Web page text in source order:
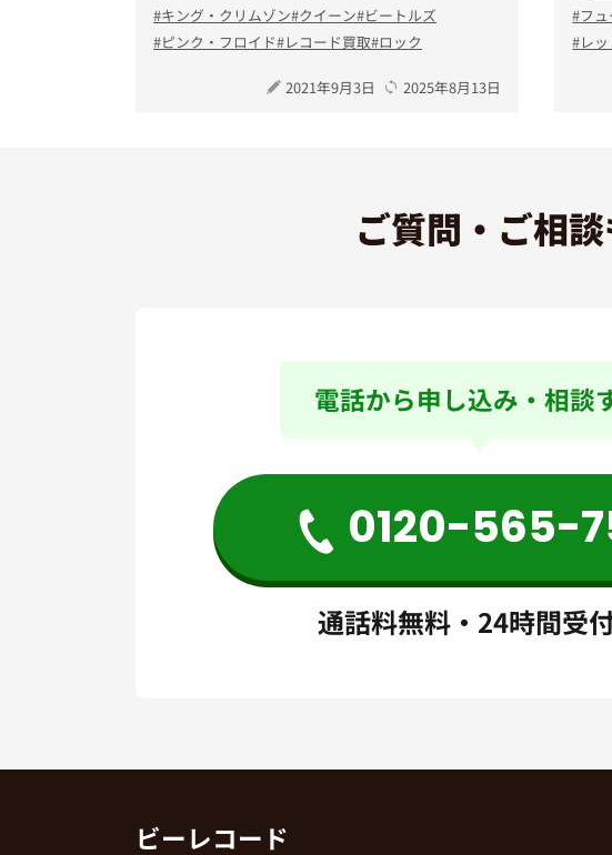
キング・クリムゾン クイーン ビートルズ
ピンク・フロイド
レコード買取 ロック
2021年9月3日 2025年8月13日
フ
レ
ご質問・ご相談
電話から申し込み・相談
0120-565-
通話料無料・24時間受
ビーレコード